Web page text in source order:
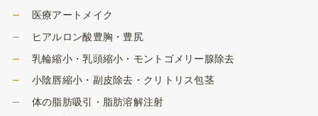
医療アートメイク
ヒアルロン酸豊胸・豊尻
乳輪縮小・乳頭縮小・モントゴメリー腺除去
小陰唇縮小・副皮除去・クリトリス包茎
体の脂肪吸引・脂肪溶解注射